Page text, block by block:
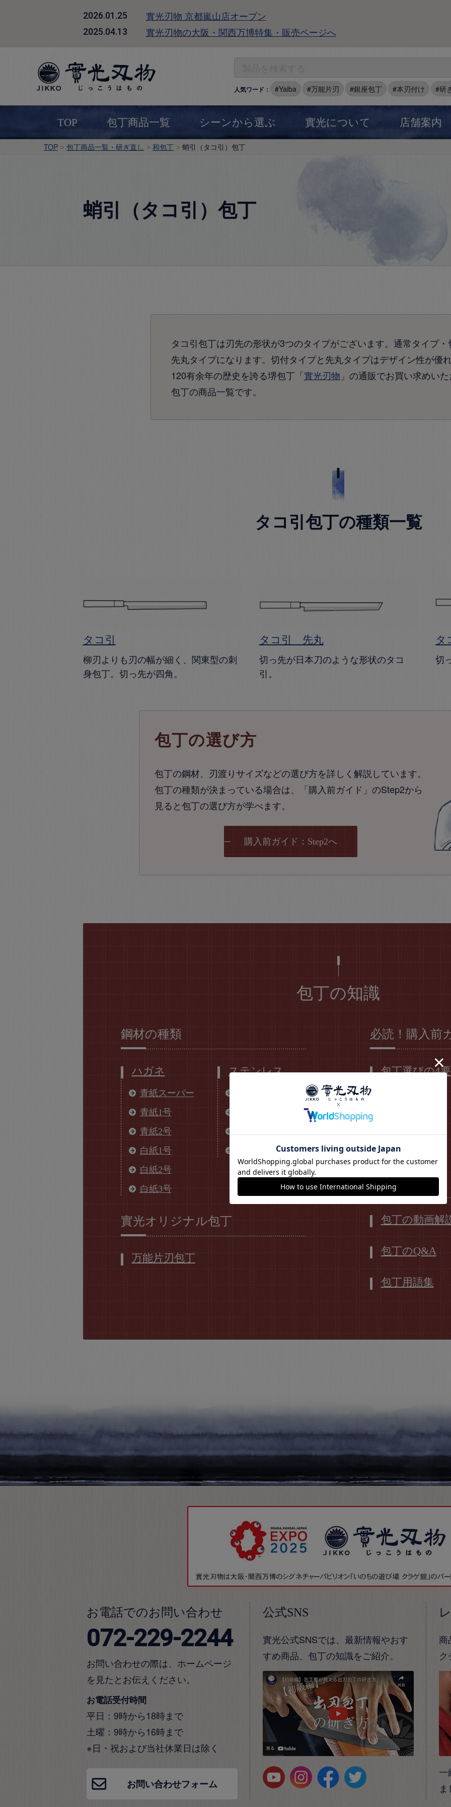
2026.01.25 實光刃物 京都嵐山店オープン
2025.04.13 實光刃物の大阪・関西万博特集・販売ページへ
人気ワード： Yaiba 万能片刃 銀座包丁 本刃付け 研
TOP 包丁商品一覧 シーンから選ぶ 實光について 店舗案内
TOP 包丁商品一覧・研ぎ直し 和包丁 蛸引（タコ引）包丁
蛸引（タコ引）包丁
タコ引包丁は刃先の形状が3つのタイプがございます。通常タイプ
先丸タイプになります。切付タイプと先丸タイプはデザイン性が優
120有余年の歴史を誇る堺包丁「實光刃物 」の通販でお買い求めい
包丁の商品一覧です。
タコ引包丁の種類一覧
タコ引
柳刃よりも刃の幅が細く、関東型の刺
身包丁。切っ先が四角。
タコ引 先丸
切っ先が日本刀のような形状のタコ
引。
切
包丁の選び方
包丁の鋼材、刃渡りサイズなどの選び方を詳しく解説しています。
包丁の種類が決まっている場合は、「購入前ガイド」のStep2から
見ると包丁の選び方が学べます。
購入前ガイド：Step2へ
包丁の知識
鋼材の種類
ハガネ
青紙スーパー
青紙1号
青紙2号
白紙1号
白紙2号
白紙3号
ステンレス
實光オリジナル包丁
万能片刃包丁
必読！購入前
包丁選びの4
包丁の価格
その他の情報
包丁の動画解
包丁のQ&A
包丁用語集
お電話でのお問い合わせ
072-229-2244
お問い合わせの際は、ホームページ
を見たとお伝えください。
お電話受付時間
平日：9時から18時まで
土曜：9時から16時まで
※日・祝および当社休業日は除く
お問い合わせフォーム
公式SNS
實光公式SNSでは、最新情報やおす
すめ商品、包丁の知識をご紹介。
商
一